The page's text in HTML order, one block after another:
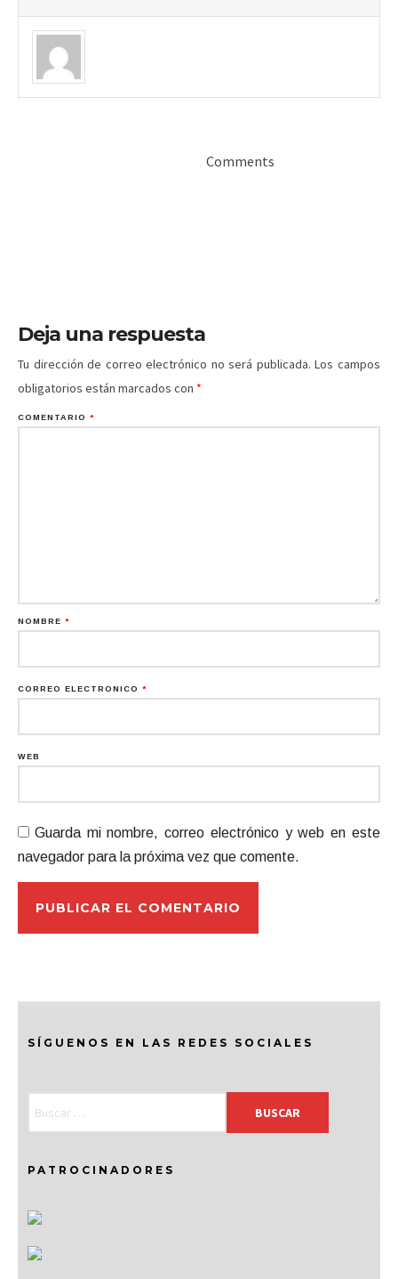
Comments
Deja una respuesta
Tu dirección de correo electrónico no será publicada. Los campos
obligatorios están marcados con *
COMENTARIO *
NOMBRE *
CORREO ELECTRÓNICO *
WEB
Guarda mi nombre, correo electrónico y web en este
navegador para la próxima vez que comente.
SÍGUENOS EN LAS REDES SOCIALES
PATROCINADORES